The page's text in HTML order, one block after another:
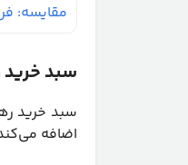
مقایسه:
سبد
اضافه